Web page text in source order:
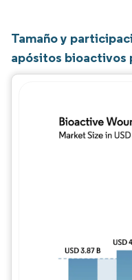
Tamaño y
apósitos bioactivos